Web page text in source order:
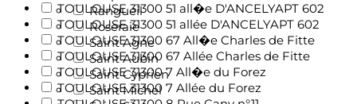
Rangueil
Roseraie
Saint Agne
Saint Aubin
Saint Cyprien
Saint Michel
TOULOUSE 31300 51 all�e D'ANCELYAPT 602
TOULOUSE 31300 51 allée D'ANCELYAPT 602
TOULOUSE 31300 67 All�e Charles de Fitte
TOULOUSE 31300 67 Allée Charles de Fitte
TOULOUSE 31300 7 All�e du Forez
TOULOUSE 31300 7 Allée du Forez